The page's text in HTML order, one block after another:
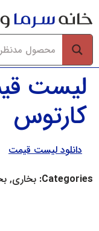
لیست
کارتوس
دانلود لیست قیمت
Categories: بخاری,